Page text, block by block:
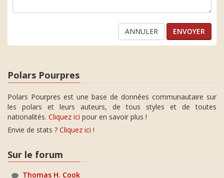
ANNULER
Polars Pourpres
Polars Pourpres est une base de données communautaire sur
les polars et leurs auteurs, de tous styles et de toutes
nationalités. Cliquez ici pour en savoir plus !
Envie de stats ? Cliquez ici !
Sur le forum
Thomas H. Cook